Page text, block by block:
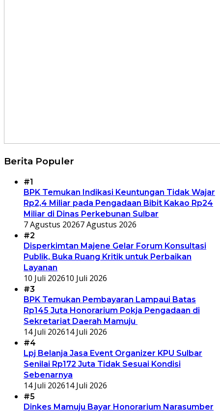
Berita Populer
#1
BPK Temukan Indikasi Keuntungan Tidak Wajar
Rp2,4 Miliar pada Pengadaan Bibit Kakao Rp24
Miliar di Dinas Perkebunan Sulbar
7 Agustus 20267 Agustus 2026
#2
Disperkimtan Majene Gelar Forum Konsultasi
Publik, Buka Ruang Kritik untuk Perbaikan
Layanan
10 Juli 202610 Juli 2026
#3
BPK Temukan Pembayaran Lampaui Batas
Rp145 Juta Honorarium Pokja Pengadaan di
Sekretariat Daerah Mamuju
14 Juli 202614 Juli 2026
#4
Lpj Belanja Jasa Event Organizer KPU Sulbar
Senilai Rp172 Juta Tidak Sesuai Kondisi
Sebenarnya
14 Juli 202614 Juli 2026
#5
Dinkes Mamuju Bayar Honorarium Narasumber